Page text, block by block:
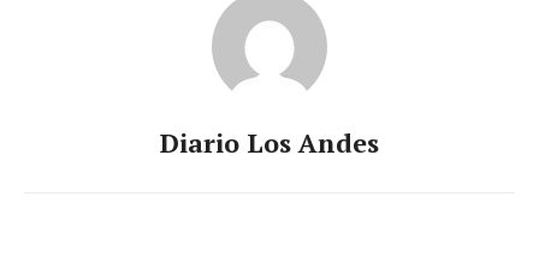
Diario Los Andes